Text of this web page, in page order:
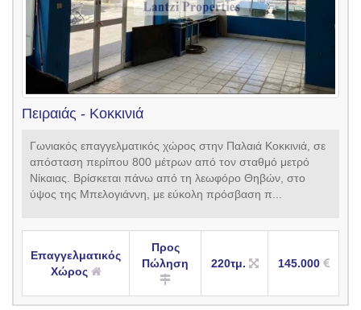
Πειραιάς - Κοκκινιά
Γωνιακός επαγγελματικός χώρος στην Παλαιά Κοκκινιά, σε
απόσταση περίπου 800 μέτρων από τον σταθμό μετρό
Νίκαιας. Βρίσκεται πάνω από τη λεωφόρο Θηβών, στο
ύψος της Μπελογιάννη, με εύκολη πρόσβαση π...
Επαγγελματικός
Χώρος
Προς
Πώληση
220τμ. 145.000